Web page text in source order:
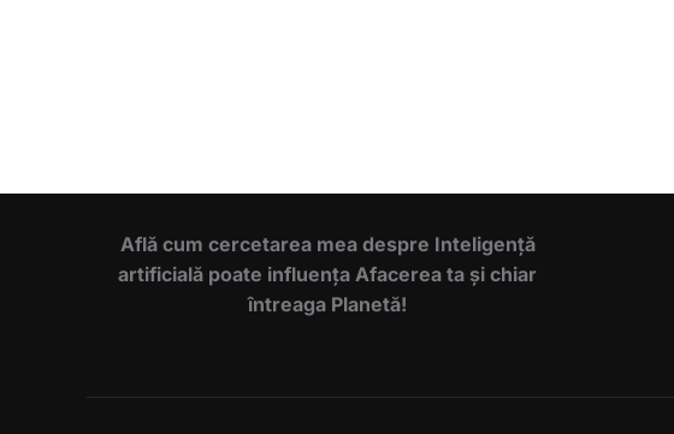
Află cum cercetarea mea despre Inteligență
artificială poate influența Afacerea ta și chiar
întreaga Planetă!